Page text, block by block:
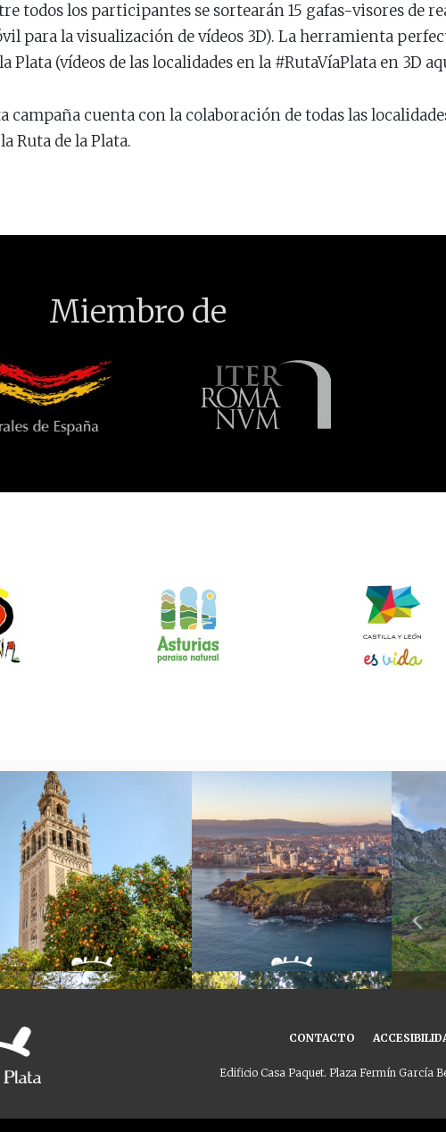
todos los participantes se sortearán 15 gafas-visores de
para la visualización de vídeos 3D). La herramienta
Plata (vídeos de las localidades en la #RutaVíaPlata en 3D
campaña cuenta con la colaboración de todas las
Ruta de la Plata.
Miembro de
CONTACTO
Edificio Casa Paquet. Plaza Fermín García